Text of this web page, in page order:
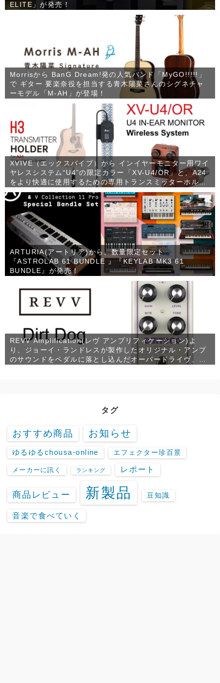
ELITE」が発売！
Morrisから BanG Dream!発の人気バンド「MyGO!!!!!」
で ギター 要楽奈役を担当する青木陽菜さんのシグネチャ
ーモデル「M-AH」が登場！
XVIVE（エックスバイブ）から インイヤーモニター用ワイ
ヤレスシステム“U4”の限定カラー「XV-U4/OR」と、A24
をより快適に使用するための専用トランスミッターホルダ
ー「XV-H3」が発売！
ARTURIA(アートリア)から、数量限定セット
『ASTROLAB 61 BUNDLE 』『KEYLAB MK3 61
BUNDLE』が発売！
REVV Amplification(レヴ アンプリフィケーション)よ
り、ジョーイ・ランドレスが製作したオリジナル・アンプ
のサウンドをペダルに落とし込んだオーバードライヴ、
タグ
おすすめ商品 お知らせ
ゆるゆるchousa-online エフェクター珍百景
メーカーに訊く ランキング レポート
商品レビュー 新製品 豆知識
音楽で食べていく